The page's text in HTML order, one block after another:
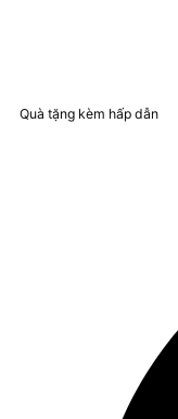
Quà tặng kèm hấp dẫn